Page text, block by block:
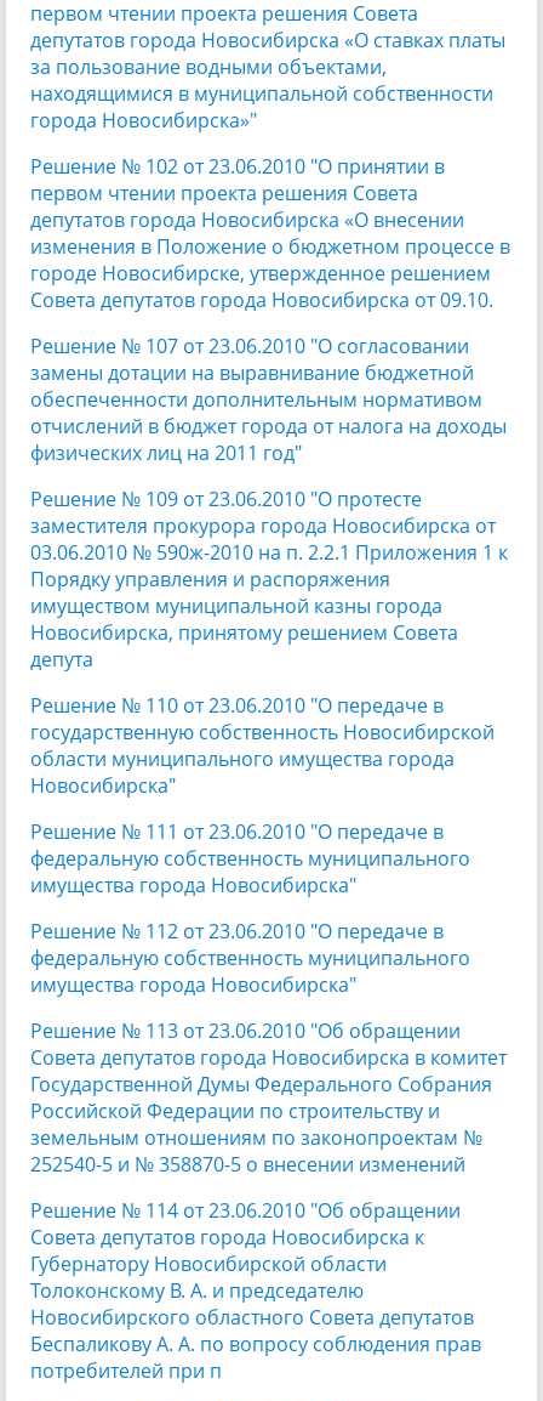
первом чтении проекта решения Совета
депутатов города Новосибирска «О ставках платы
за пользование водными объектами,
находящимися в муниципальной собственности
города Новосибирска»"
Решение № 102 от 23.06.2010 "О принятии в
первом чтении проекта решения Совета
депутатов города Новосибирска «О внесении
изменения в Положение о бюджетном процессе в
городе Новосибирске, утвержденное решением
Совета депутатов города Новосибирска от 09.10.
Решение № 107 от 23.06.2010 "О согласовании
замены дотации на выравнивание бюджетной
обеспеченности дополнительным нормативом
отчислений в бюджет города от налога на доходы
физических лиц на 2011 год"
Решение № 109 от 23.06.2010 "О протесте
заместителя прокурора города Новосибирска от
03.06.2010 № 590ж-2010 на п. 2.2.1 Приложения 1 к
Порядку управления и распоряжения
имуществом муниципальной казны города
Новосибирска, принятому решением Совета
депута
Решение № 110 от 23.06.2010 "О передаче в
государственную собственность Новосибирской
области муниципального имущества города
Новосибирска"
Решение № 111 от 23.06.2010 "О передаче в
федеральную собственность муниципального
имущества города Новосибирска"
Решение № 112 от 23.06.2010 "О передаче в
федеральную собственность муниципального
имущества города Новосибирска"
Решение № 113 от 23.06.2010 "Об обращении
Совета депутатов города Новосибирска в комитет
Государственной Думы Федерального Собрания
Российской Федерации по строительству и
земельным отношениям по законопроектам №
252540-5 и № 358870-5 о внесении изменений
Решение № 114 от 23.06.2010 "Об обращении
Совета депутатов города Новосибирска к
Губернатору Новосибирской области
Толоконскому В. А. и председателю
Новосибирского областного Совета депутатов
Беспаликову А. А. по вопросу соблюдения прав
потребителей при п